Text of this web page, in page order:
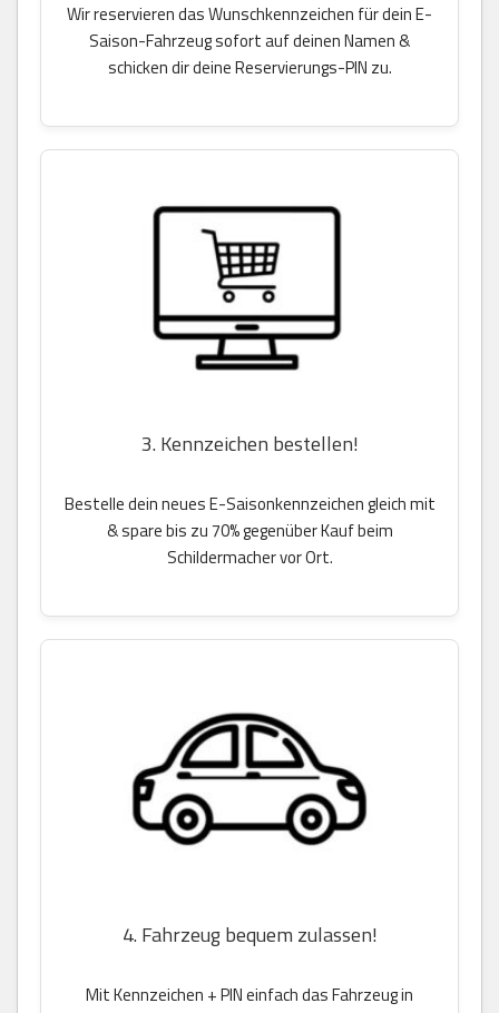
Wir reservieren das Wunschkennzeichen für dein E-
Saison-Fahrzeug sofort auf deinen Namen &
schicken dir deine Reservierungs-PIN zu.
3. Kennzeichen bestellen!
Bestelle dein neues E-Saisonkennzeichen gleich mit
& spare bis zu 70% gegenüber Kauf beim
Schildermacher vor Ort.
4. Fahrzeug bequem zulassen!
Mit Kennzeichen + PIN einfach das Fahrzeug in